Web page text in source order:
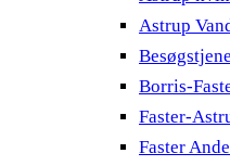
Astrup
Borris-
Faster-
Faster